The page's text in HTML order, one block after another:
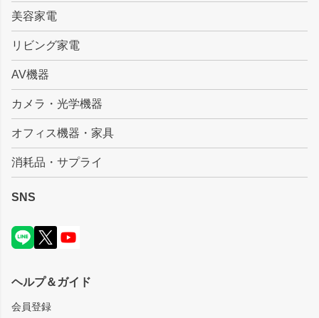
美容家電
リビング家電
AV機器
カメラ・光学機器
オフィス機器・家具
消耗品・サプライ
SNS
ヘルプ＆ガイド
会員登録